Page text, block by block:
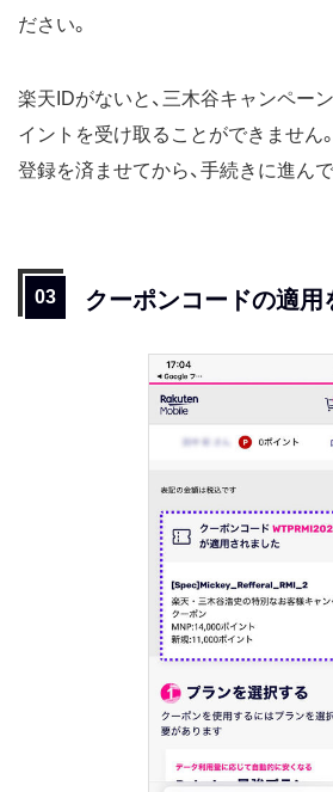
ださい。
楽天IDがないと、三木谷キャンペー
イントを受け取ることができません
登録を済ませてから、手続きに進んで
クーポンコードの適用